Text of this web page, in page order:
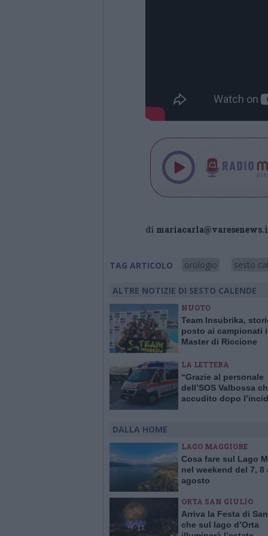
di
TAG ARTICOLO orologio sesto
ALTRE NOTIZIE DI SESTO CALENDE
NUOTO
Team Insubrika,
posto ai campionati
Master di Riccione
LA LETTERA
“Grazie al personale
dell’SOS Valbossa
accudito dopo
DALLA HOME
LAGO MAGGIORE
Cosa fare sul Lago
nel weekend del 7, 8
agosto
ORTA SAN GIULIO
Arriva la Festa di
che sul lago d’Orta